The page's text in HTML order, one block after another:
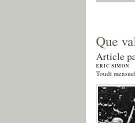
Que
Article
ERIC SIMON
Toudi